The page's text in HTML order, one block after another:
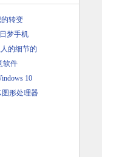
的转变
梦手机
的细节的
软件
10
图形处理器